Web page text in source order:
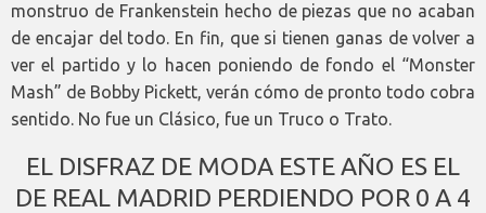
monstruo de Frankenstein hecho de piezas que no acaban
de encajar del todo. En fin, que si tienen ganas de volver a
ver el partido y lo hacen poniendo de fondo el “Monster
Mash” de Bobby Pickett, verán cómo de pronto todo cobra
sentido. No fue un Clásico, fue un Truco o Trato.
EL DISFRAZ DE MODA ESTE AÑO ES EL
DE REAL MADRID PERDIENDO POR 0 A 4